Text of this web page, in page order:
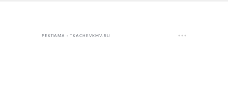
РЕКЛАМА • TKACHEVKMV.RU